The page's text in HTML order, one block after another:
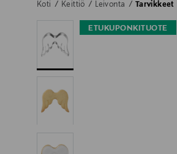
Koti Keittiö Leivonta Tarvikkeet
ETUKUPONKITUOTE